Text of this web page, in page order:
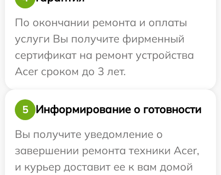
По окончании ремонта и оплаты
услуги Вы получите фирменный
сертификат на ремонт устройства
Acer сроком до 3 лет.
5
Информирование о готовности
Вы получите уведомление о
завершении ремонта техники Acer,
и курьер доставит ее к вам домой